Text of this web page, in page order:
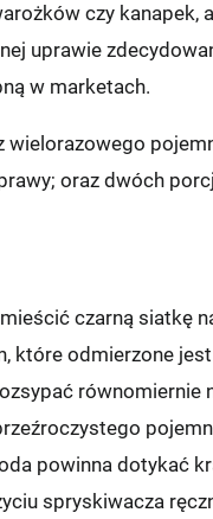
czy
uprawie
w marketach.
wielorazowego
oraz dwóch
czarną siatkę
które odmierzone
równomiernie
powinna dotykać
spryskiwacza